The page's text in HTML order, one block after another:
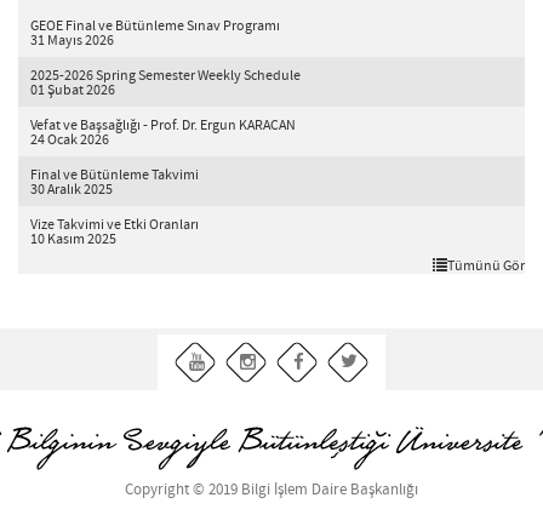
GEOE Final ve Bütünleme Sınav Programı
31 Mayıs 2026
2025-2026 Spring Semester Weekly Schedule
01 Şubat 2026
Vefat ve Başsağlığı - Prof. Dr. Ergun KARACAN
24 Ocak 2026
Final ve Bütünleme Takvimi
30 Aralık 2025
Vize Takvimi ve Etki Oranları
10 Kasım 2025
Tümünü Gör
Copyright © 2019 Bilgi İşlem Daire Başkanlığı